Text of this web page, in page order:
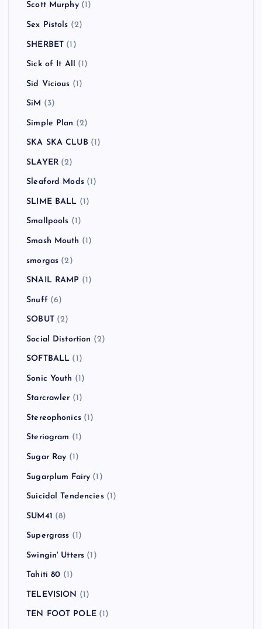
Scott Murphy(1)
Sex Pistols (2)
SHERBET (1)
Sick of It All (1)
Sid Vicious (1)
SiM (3)
Simple Plan (2)
SKA SKA CLUB (1)
SLAYER(2)
Sleaford Mods(1)
SLIME BALL (1)
Smallpools (1)
Smash Mouth (1)
smorgas (2)
SNAIL RAMP (1)
Snuff (6)
SOBUT(2)
Social Distortion (2)
SOFTBALL (1)
Sonic Youth (1)
Starcrawler (1)
Stereophonics(1)
Steriogram (1)
Sugar Ray (1)
Sugarplum Fairy (1)
Suicidal Tendencies(1)
SUM41 (8)
Supergrass (1)
Swingin' Utters (1)
Tahiti 80 (1)
TELEVISION (1)
TEN FOOT POLE(1)